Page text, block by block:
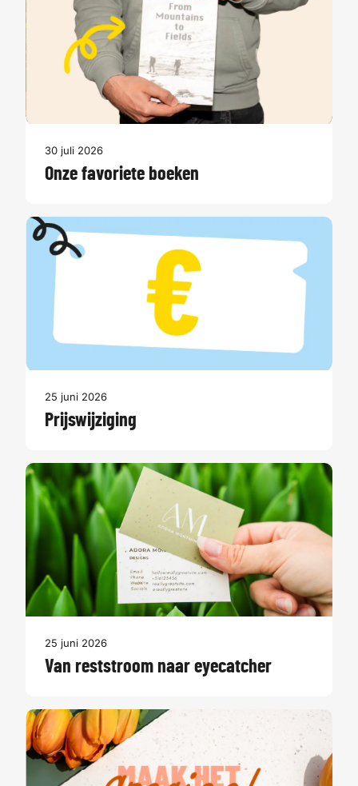
30 juli 2026
Onze favoriete boeken
25 juni 2026
Prijswijziging
25 juni 2026
Van reststroom naar eyecatcher